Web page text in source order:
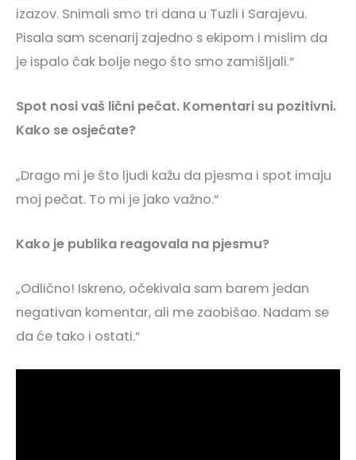
izazov. Snimali smo tri dana u Tuzli i Sarajevu.
Pisala sam scenarij zajedno s ekipom i mislim da
je ispalo čak bolje nego što smo zamišljali.“
Spot nosi vaš lični pečat. Komentari su pozitivni.
Kako se osjećate?
„Drago mi je što ljudi kažu da pjesma i spot imaju
moj pečat. To mi je jako važno.“
Kako je publika reagovala na pjesmu?
„Odlično! Iskreno, očekivala sam barem jedan
negativan komentar, ali me zaobišao. Nadam se
da će tako i ostati.“